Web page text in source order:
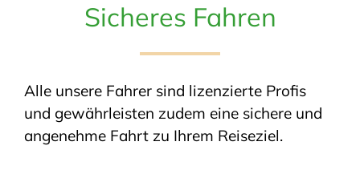
Sicheres Fahren
Alle unsere Fahrer sind lizenzierte Profis
und gewährleisten zudem eine sichere und
angenehme Fahrt zu Ihrem Reiseziel.